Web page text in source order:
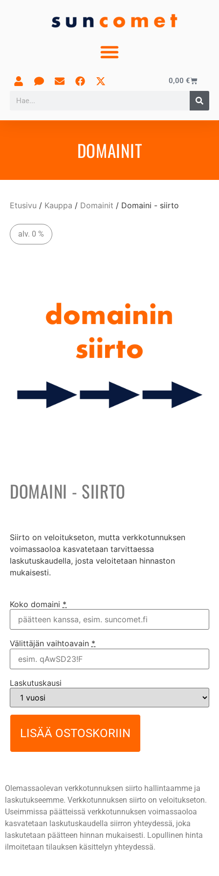
0,00 €
DOMAINIT
Etusivu / Kauppa / Domainit / Domaini - siirto
DOMAINI - SIIRTO
Siirto on veloitukseton, mutta verkkotunnuksen
voimassaoloa kasvatetaan tarvittaessa
laskutuskaudella, josta veloitetaan hinnaston
mukaisesti.
Koko domaini *
Välittäjän vaihtoavain *
Laskutuskausi
LISÄÄ OSTOSKORIIN
Olemassaolevan verkkotunnuksen siirto hallintaamme ja
laskutukseemme. Verkkotunnuksen siirto on veloitukseton.
Useimmissa päätteissä verkkotunnuksen voimassaoloa
kasvatetaan laskutuskaudella siirron yhteydessä, joka
laskutetaan päätteen hinnan mukaisesti. Lopullinen hinta
ilmoitetaan tilauksen käsittelyn yhteydessä.